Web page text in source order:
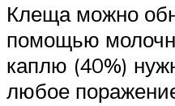
Клеща можно
помощью
каплю (40%)
любое